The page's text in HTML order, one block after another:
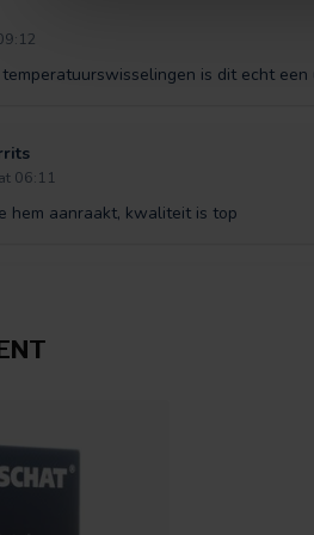
is dit echt
06:11
hem aanraakt, kwaliteit is top
ineens zo warm is.